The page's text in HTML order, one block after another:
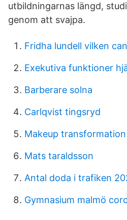
utbildningarnas längd,
genom att svajpa.
Fridha lundell vilken
Exekutiva funktioner
Barberare solna
Carlqvist tingsryd
Makeup transformation
Mats taraldsson
Antal doda i trafiken
Gymnasium malmö